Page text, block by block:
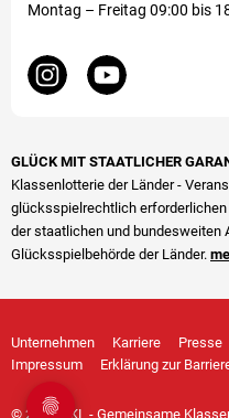
Montag – Freitag 09:00 bis
GLÜCK MIT STAATLICHER
Klassenlotterie der Länder -
glücks­spiel­rechtlich
der staatlichen und bundesweiten
Glücksspielbehörde der Länder.
Unternehmen Karriere Presse
Impressum
Erklärung zur
© 2026 GKL - Gemeinsame